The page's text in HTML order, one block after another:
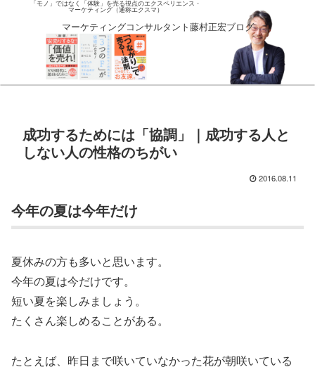
「モノ」ではなく「体験」を売る視点のエクスペリエンス・
マーケティング（通称エクスマ）
マーケティングコンサルタント藤村正宏ブログ
成功するためには「協調」｜成功する人と
しない人の性格のちがい
2016.08.11
今年の夏は今年だけ
夏休みの方も多いと思います。
今年の夏は今だけです。
短い夏を楽しみましょう。
たくさん楽しめることがある。
たとえば、昨日まで咲いていなかった花が朝咲いている